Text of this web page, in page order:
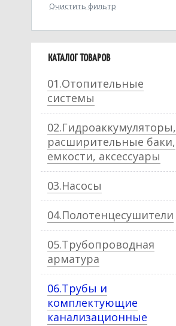
Очистить фильтр
КАТАЛОГ ТОВАРОВ
01.Отопительные
системы
02.Гидроаккумуляторы,
расширительные баки,
емкости, аксессуары
03.Насосы
04.Полотенцесушители
05.Трубопроводная
арматура
06.Трубы и
комплектующие
канализационные